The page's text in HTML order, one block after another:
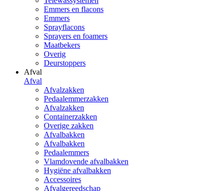
Emmers en flacons
Emmers
Sprayflacons
Sprayers en foamers
Maatbekers
Overig
Deurstoppers
Afval
Afval
Afvalzakken
Pedaalemmerzakken
Afvalzakken
Containerzakken
Overige zakken
Afvalbakken
Afvalbakken
Pedaalemmers
Vlamdovende afvalbakken
Hygiëne afvalbakken
Accessoires
Afvalgereedschap